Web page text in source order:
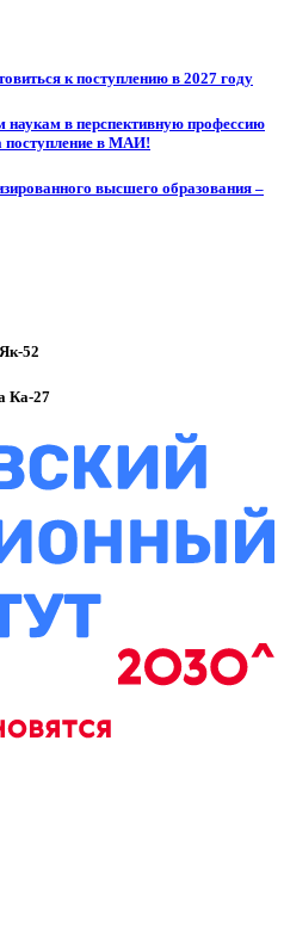
к поступлению в 2027 году
наукам в перспективную профессию
поступление в МАИ!
высшего образования –
52
Ка-27